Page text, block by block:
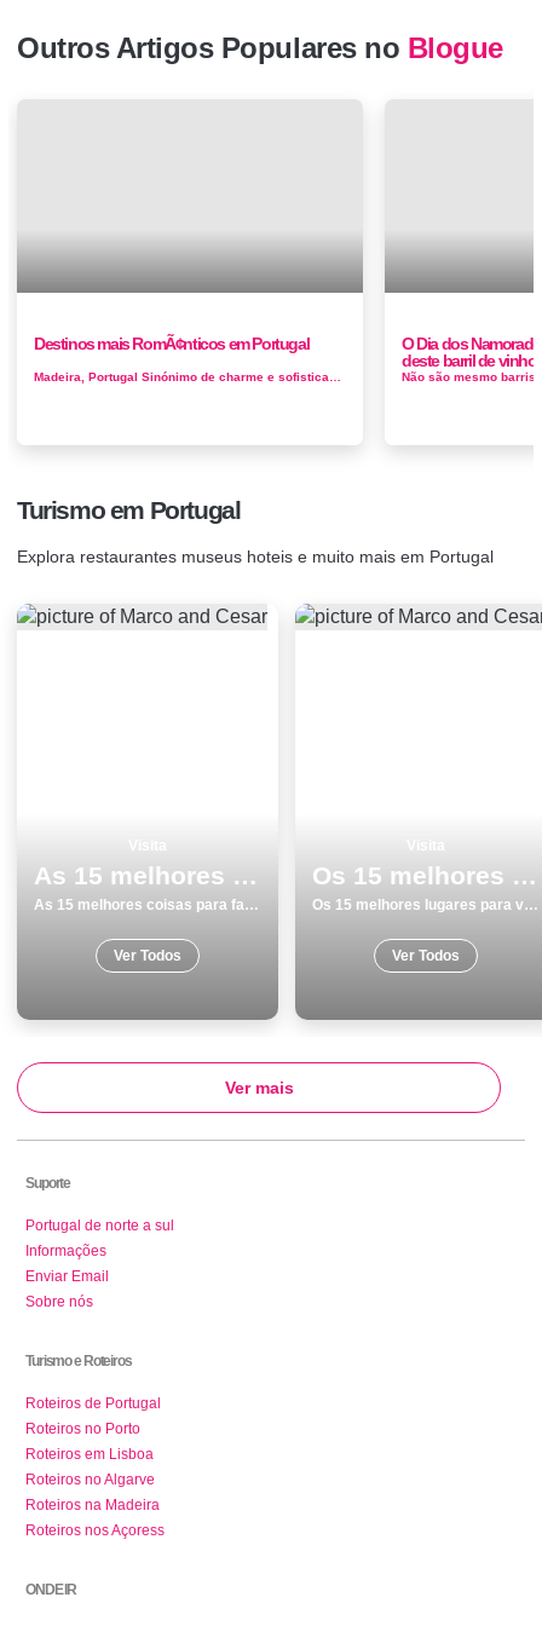
Outros Artigos Populares no Blogue
Destinos mais RomÃ¢nticos em Portugal
O Dia dos
deste barril de vinho
Turismo em Portugal
Explora restaurantes museus hoteis e muito mais em Portugal
As 15 melhores coisas para fazer e visitar em Evora
As 15 melhores coisas para fazer e visitar em Evora
Ver Todos
Os 15 melhores lugares para visitar em Vila do Bispo
Os 15 melhores lugares para visitar em Vila do Bispo
Ver Todos
Ver mais
Suporte
Portugal de norte a sul
Informações
Enviar Email
Sobre nós
Turismo e Roteiros
Roteiros de Portugal
Roteiros no Porto
Roteiros em Lisboa
Roteiros no Algarve
Roteiros na Madeira
Roteiros nos Açoress
ONDE IR